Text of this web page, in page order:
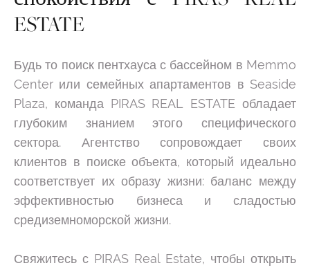
ESTATE
Будь то поиск пентхауса с бассейном в Memmo
Center или семейных апартаментов в Seaside
Plaza, команда PIRAS REAL ESTATE обладает
глубоким знанием этого специфического
сектора. Агентство сопровождает своих
клиентов в поиске объекта, который идеально
соответствует их образу жизни: баланс между
эффективностью бизнеса и сладостью
средиземноморской жизни.
Свяжитесь с PIRAS Real Estate, чтобы открыть